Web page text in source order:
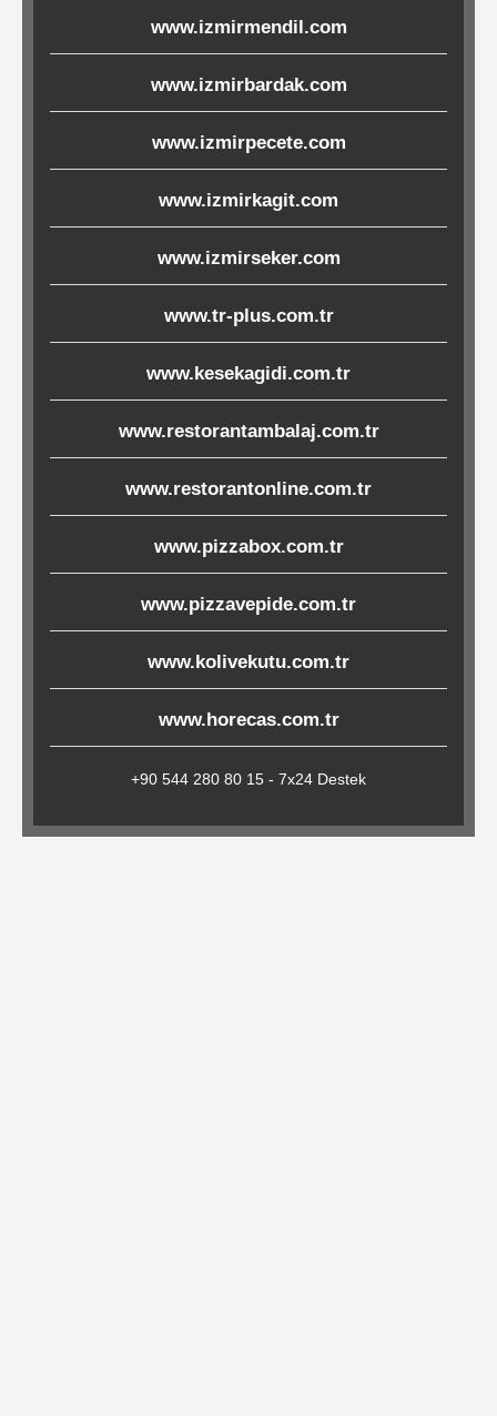
Melamin
Ürünler
Porselen-
Seramik
Cam
Buklet
Poşetler
Çöp
Torbaları
Tepsi
Altlıkları
&
Amerikan
Kağıt
www.izmirmendil.com
www.izmirbardak.com
www.izmirpecete.com
www.izmirkagit.com
www.izmirseker.com
www.tr-plus.com.tr
www.kesekagidi.com.tr
www.restorantambalaj.com.tr
www.restorantonline.com.tr
www.pizzabox.com.tr
www.pizzavepide.com.tr
www.kolivekutu.com.tr
www.horecas.com.tr
+90 544 280 80 15 - 7x24 Destek